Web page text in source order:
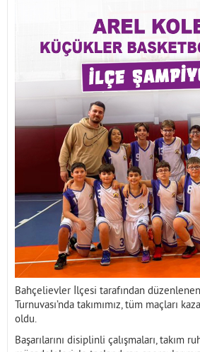
Bahçelievler İlçesi tarafından
Turnuvası’nda takımımız, tüm maçları
oldu.
Başarılarını disiplinli çalışmaları, takım